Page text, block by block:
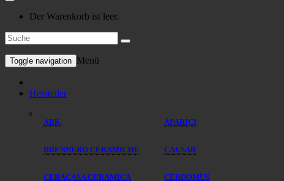
Der Warenkorb ist leer.
Toggle navigation Menü
Hersteller
ABK APARICI
BRENNERO CERAMICHE CAESAR
CERACASA CERAMICA CERDOMUS